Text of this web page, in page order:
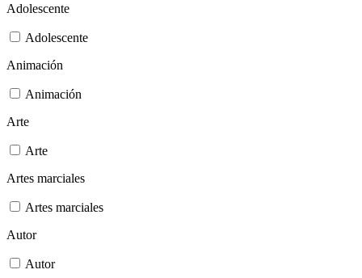
Adolescente
Adolescente
Animación
Animación
Arte
Arte
Artes marciales
Artes marciales
Autor
Autor